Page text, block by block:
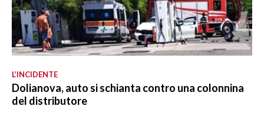
L’INCIDENTE
Dolianova, auto si schianta contro una colonnina
del distributore